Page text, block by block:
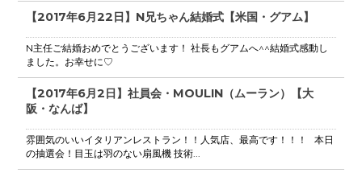
【2017年6月22日】N兄ちゃん結婚式【米国・グアム】
N主任ご結婚おめでとうございます！ 社長もグアムへ^^結婚式感動し
ました。お幸せに♡
【2017年6月2日】社員会・MOULIN（ムーラン）【大
阪・なんば】
雰囲気のいいイタリアンレストラン！！人気店、最高です！！！ 本日
の抽選会！目玉は羽のない扇風機 技術...